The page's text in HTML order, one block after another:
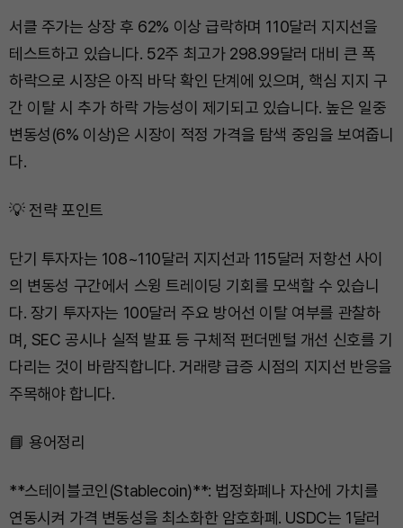
서클 주가는 상장 후 62% 이상 급락하며 110달러 지지선을
테스트하고 있습니다. 52주 최고가 298.99달러 대비 큰 폭
하락으로 시장은 아직 바닥 확인 단계에 있으며, 핵심 지지 구
간 이탈 시 추가 하락 가능성이 제기되고 있습니다. 높은 일중
변동성(6% 이상)은 시장이 적정 가격을 탐색 중임을 보여줍니
다.
💡 전략 포인트
단기 투자자는 108~110달러 지지선과 115달러 저항선 사이
의 변동성 구간에서 스윙 트레이딩 기회를 모색할 수 있습니
다. 장기 투자자는 100달러 주요 방어선 이탈 여부를 관찰하
며, SEC 공시나 실적 발표 등 구체적 펀더멘털 개선 신호를 기
다리는 것이 바람직합니다. 거래량 급증 시점의 지지선 반응을
주목해야 합니다.
📘 용어정리
**스테이블코인(Stablecoin)**: 법정화폐나 자산에 가치를
연동시켜 가격 변동성을 최소화한 암호화폐. USDC는 1달러